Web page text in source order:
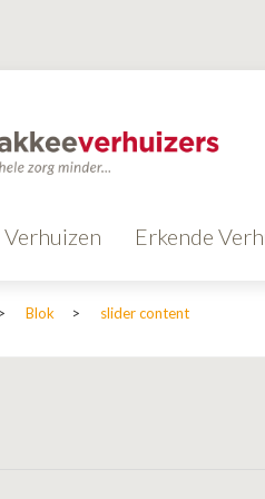
Verhuizen Erkende
> Blok > slider content